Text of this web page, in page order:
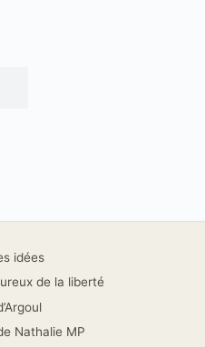
idées
de la liberté
Nathalie MP